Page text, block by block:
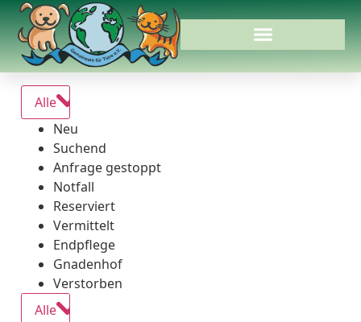
Alle
Neu
Suchend
Anfrage gestoppt
Notfall
Reserviert
Vermittelt
Endpflege
Gnadenhof
Verstorben
Alle